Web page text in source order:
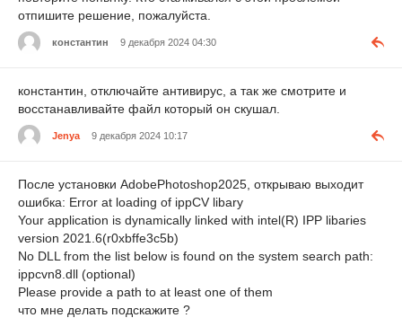
отпишите решение, пожалуйста.
константин 9 декабря 2024 04:30
константин, отключайте антивирус, а так же смотрите и
восстанавливайте файл который он скушал.
Jenya 9 декабря 2024 10:17
После установки AdobePhotoshop2025, открываю выходит
ошибка: Error at loading of ippCV libary
Your application is dynamically linked with intel(R) IPP libaries
version 2021.6(r0xbffe3c5b)
No DLL from the list below is found on the system search path:
ippcvn8.dll (optional)
Please provide a path to at least one of them
что мне делать подскажите ?